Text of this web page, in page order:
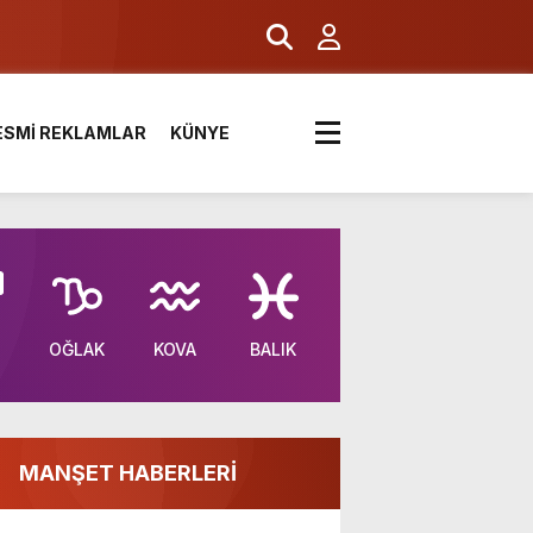
REKLAMLAR KÜNYE
OĞLAK KOVA BALIK
MANŞET HABERLERİ